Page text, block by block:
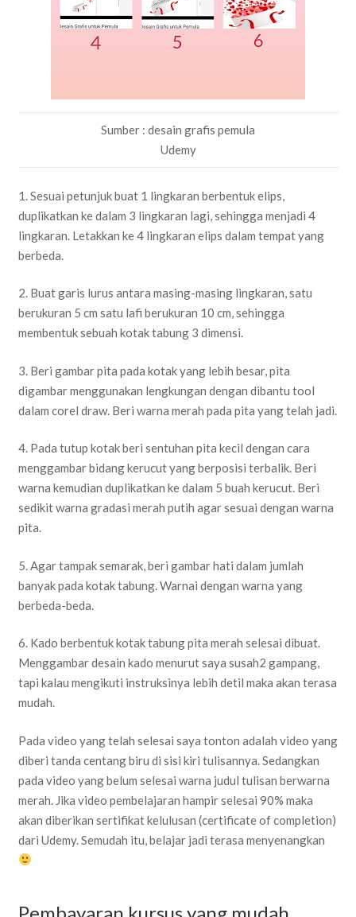
Sumber : desain grafis pemula
Udemy
1. Sesuai petunjuk buat 1 lingkaran berbentuk elips,
duplikatkan ke dalam 3 lingkaran lagi, sehingga menjadi 4
lingkaran. Letakkan ke 4 lingkaran elips dalam tempat yang
berbeda.
2. Buat garis lurus antara masing-masing lingkaran, satu
berukuran 5 cm satu lafi berukuran 10 cm, sehingga
membentuk sebuah kotak tabung 3 dimensi.
3. Beri gambar pita pada kotak yang lebih besar, pita
digambar menggunakan lengkungan dengan dibantu tool
dalam corel draw. Beri warna merah pada pita yang telah jadi.
4. Pada tutup kotak beri sentuhan pita kecil dengan cara
menggambar bidang kerucut yang berposisi terbalik. Beri
warna kemudian duplikatkan ke dalam 5 buah kerucut. Beri
sedikit warna gradasi merah putih agar sesuai dengan warna
pita.
5. Agar tampak semarak, beri gambar hati dalam jumlah
banyak pada kotak tabung. Warnai dengan warna yang
berbeda-beda.
6. Kado berbentuk kotak tabung pita merah selesai dibuat.
Menggambar desain kado menurut saya susah2 gampang,
tapi kalau mengikuti instruksinya lebih detil maka akan terasa
mudah.
Pada video yang telah selesai saya tonton adalah video yang
diberi tanda centang biru di sisi kiri tulisannya. Sedangkan
pada video yang belum selesai warna judul tulisan berwarna
merah. Jika video pembelajaran hampir selesai 90% maka
akan diberikan sertifikat kelulusan (certificate of completion)
dari Udemy. Semudah itu, belajar jadi terasa menyenangkan